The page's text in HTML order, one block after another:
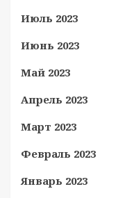
Июль 2023
Июнь 2023
Май 2023
Апрель 2023
Март 2023
Февраль 2023
Январь 2023